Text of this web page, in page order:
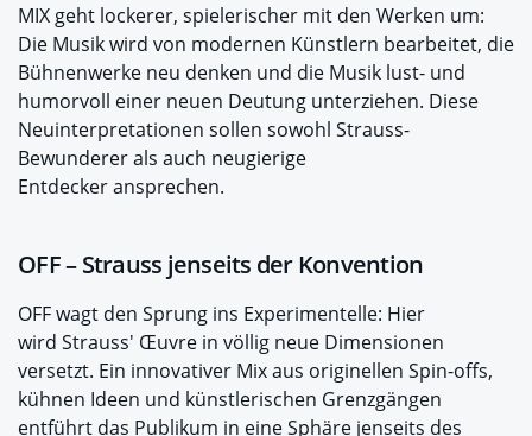
MIX geht lockerer, spielerischer mit den Werken um:
Die Musik wird von modernen Künstlern bearbeitet, die
Bühnenwerke neu denken und die Musik lust- und
humorvoll einer neuen Deutung unterziehen. Diese
Neuinterpretationen sollen sowohl Strauss-
Bewunderer als auch neugierige
Entdecker ansprechen.
OFF – Strauss jenseits der Konvention
OFF wagt den Sprung ins Experimentelle: Hier
wird Strauss' Œuvre in völlig neue Dimensionen
versetzt. Ein innovativer Mix aus originellen Spin-offs,
kühnen Ideen und künstlerischen Grenzgängen
entführt das Publikum in eine Sphäre jenseits des